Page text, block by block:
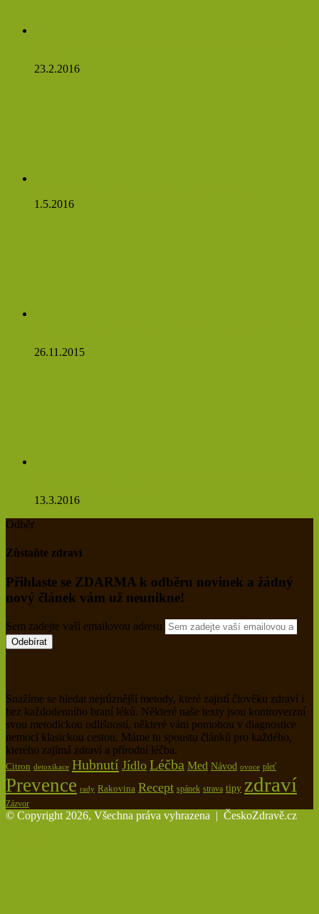
23.2.2016
1.5.2016
26.11.2015
13.3.2016
Odběr
Zůstaňte zdraví
Přihlaste se ZDARMA k odběru novinek a žádný
nový článek vám už neunikne!
Sem zadejte vaší emailovou adresu
Snažíme se hledat nejrůznější metody, které zajistí člověku zdraví i
bez každodenního braní léků. Některé naše texty jsou kontroverzní
svou metodickou odlišností, některé vám pomohou v diagnostice
nemoci klasickou cestou. Máme tu spoustu článků pro každého,
kterého zajímá zdraví a přírodní léčba.
Citron detoxikace Hubnutí Jídlo Léčba Med Návod ovoce pleť
Prevence rady Rakovina Recept spánek strava tipy zdraví
Zázvor
© Copyright 2026, Všechna práva vyhrazena | ČeskoZdravě.cz